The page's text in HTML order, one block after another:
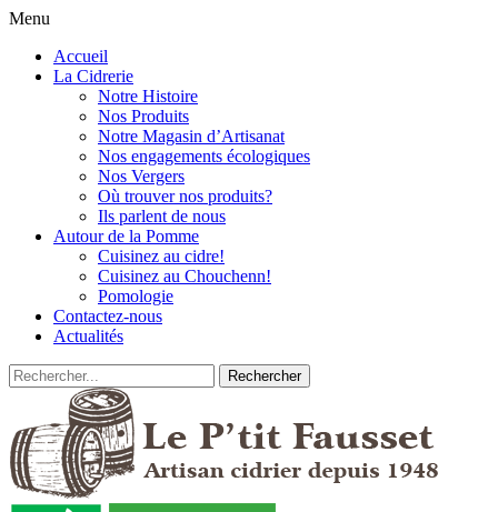
Menu
Accueil
La Cidrerie
Notre Histoire
Nos Produits
Notre Magasin d’Artisanat
Nos engagements écologiques
Nos Vergers
Où trouver nos produits?
Ils parlent de nous
Autour de la Pomme
Cuisinez au cidre!
Cuisinez au Chouchenn!
Pomologie
Contactez-nous
Actualités